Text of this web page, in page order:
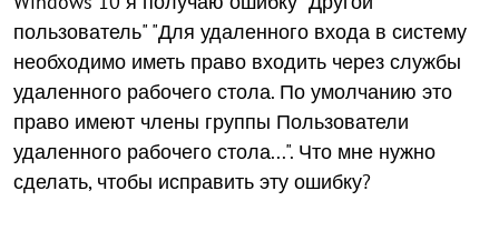
пользователь" "Для удаленного входа в систему
необходимо иметь право входить через службы
удаленного рабочего стола. По умолчанию это
право имеют члены группы Пользователи
удаленного рабочего стола...". Что мне нужно
сделать, чтобы исправить эту ошибку?